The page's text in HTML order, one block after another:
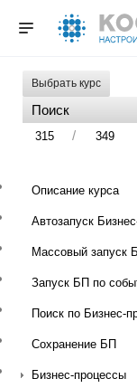
Выбрать курс
315 / 349
Описание курса
Автозапуск
Массовый запуск
Запуск БП по
Поиск по Бизнес-
Сохранение БП
Бизнес-процессы